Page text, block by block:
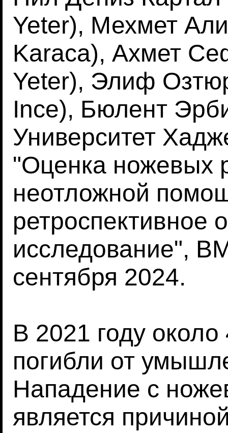
Yeter), Мехмет
Karaca), Ахмет
Yeter), Элиф
Ince), Бюлент
Университет
"Оценка ножевых
неотложной
ретроспективное
исследование",
сентября 2024.
В 2021 году
погибли от
Нападение с
является